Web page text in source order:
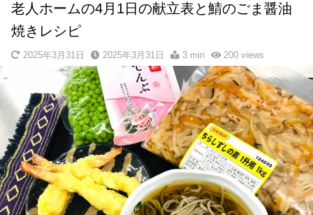
老人ホームの4月1日の献立表と鯖のごま醤油
焼きレシピ
2025年3月31日 2025年3月31日 3 min 200views